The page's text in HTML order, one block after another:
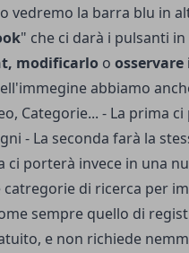
vedremo la barra blu in
" che ci darà i pulsanti
modificarlo o
abbiamo
Categorie... - La prima
- La seconda farà la
ci porterà invece in una
di ricerca per
sempre quello di
e non richiede